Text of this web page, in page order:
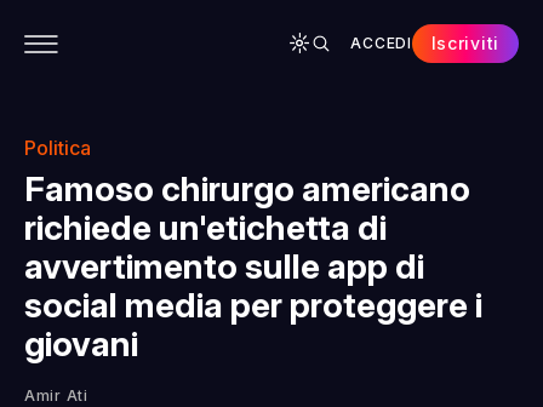
ACCEDI Iscriviti
Politica
Famoso chirurgo americano
richiede un'etichetta di
avvertimento sulle app di
social media per proteggere i
giovani
Amir Ati